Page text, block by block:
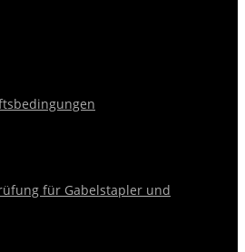
für Gabelstapler und